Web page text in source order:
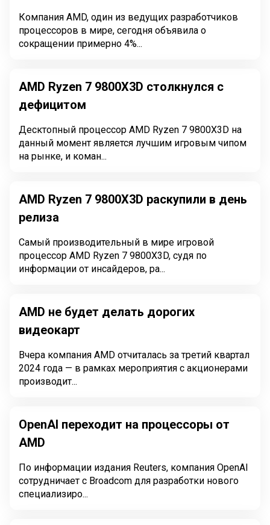
Компания AMD, один из ведущих разработчиков
процессоров в мире, сегодня объявила о
сокращении примерно 4%...
AMD Ryzen 7 9800X3D столкнулся с
дефицитом
Десктопный процессор AMD Ryzen 7 9800X3D на
данный момент является лучшим игровым чипом
на рынке, и коман...
AMD Ryzen 7 9800X3D раскупили в день
релиза
Самый производительный в мире игровой
процессор AMD Ryzen 7 9800X3D, судя по
информации от инсайдеров, ра...
AMD не будет делать дорогих
видеокарт
Вчера компания AMD отчиталась за третий квартал
2024 года — в рамках мероприятия с акционерами
производит...
OpenAI переходит на процессоры от
AMD
По информации издания Reuters, компания OpenAI
сотрудничает с Broadcom для разработки нового
специализиро...